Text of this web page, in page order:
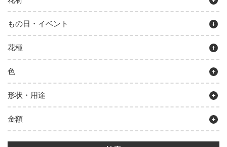
もの日・イベント
花種
色
形状・用途
金額